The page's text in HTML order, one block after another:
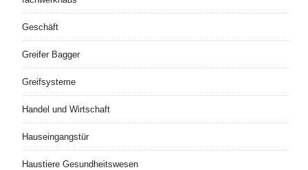
Geschäft
Greifer Bagger
Greifsysteme
Handel und Wirtschaft
Hauseingangstür
Haustiere Gesundheitswesen